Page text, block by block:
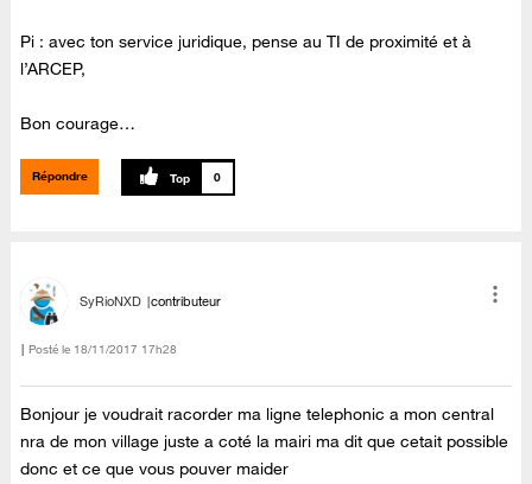
Pi : avec ton service juridique, pense au TI de proximité et à
l’ARCEP,
Bon courage…
Répondre 0
SyRioNXD contributeur
Posté le ‎18/11/2017 17h28
Bonjour je voudrait racorder ma ligne telephonic a mon central
nra de mon village juste a coté la mairi ma dit que cetait possible
donc et ce que vous pouver maider